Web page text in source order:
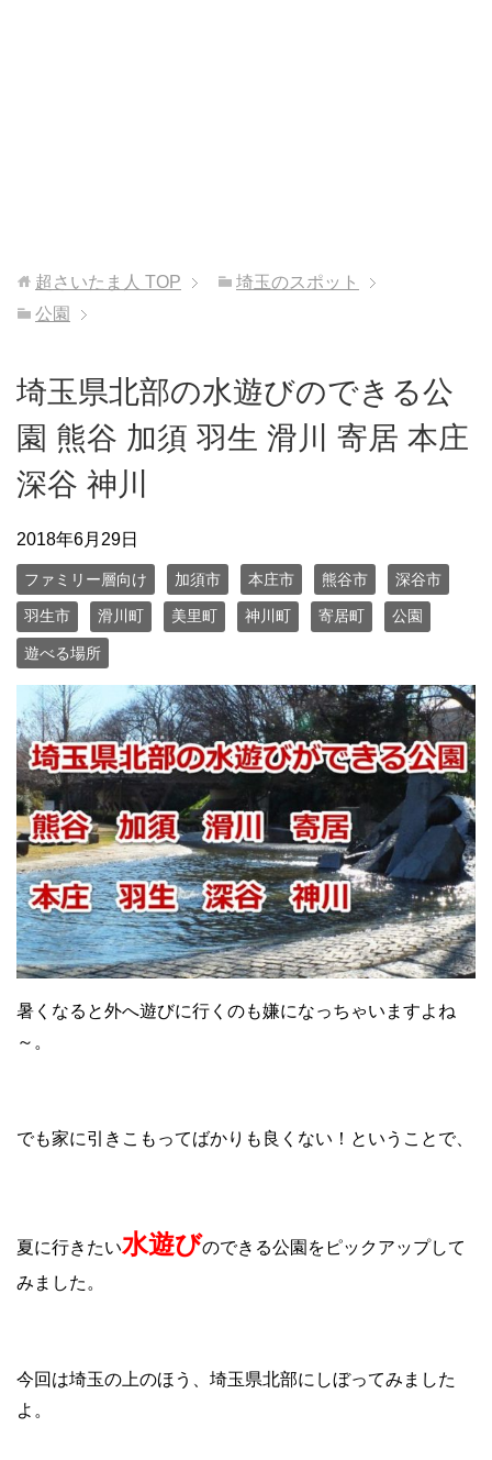
超さいたま人 TOP
埼玉のスポット
公園
埼玉県北部の水遊びのできる公
園 熊谷 加須 羽生 滑川 寄居 本庄
深谷 神川
2018年6月29日
ファミリー層向け 加須市 本庄市 熊谷市 深谷市
羽生市 滑川町 美里町 神川町 寄居町 公園
遊べる場所
暑くなると外へ遊びに行くのも嫌になっちゃいますよね
～。
でも家に引きこもってばかりも良くない！ということで、
夏に行きたい水遊びのできる公園をピックアップして
みました。
今回は埼玉の上のほう、埼玉県北部にしぼってみました
よ。